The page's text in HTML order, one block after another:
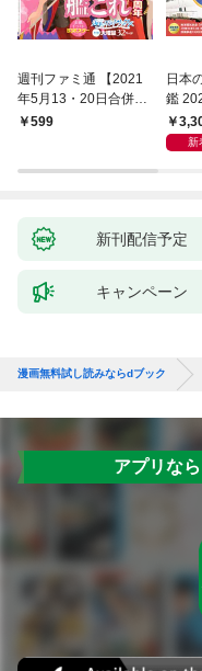
週刊ファミ通 【2021
年5月13・20日合併
号】599
日本
鑑
新
新刊配信予定
キャンペーン
漫画無料試し読みならdブック
アプリな